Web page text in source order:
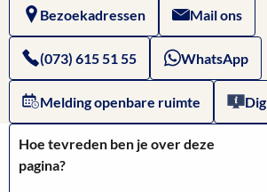
Bezoekadressen Mail ons
(073) 615 51 55 WhatsApp
Melding openbare ruimte
Hoe tevreden ben je over deze
pagina?